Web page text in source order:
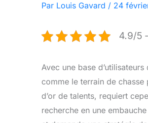
Par Louis Gavard / 24
4.9/5
Avec une base
comme le terrain de
d’or de talents, requiert
recherche en une